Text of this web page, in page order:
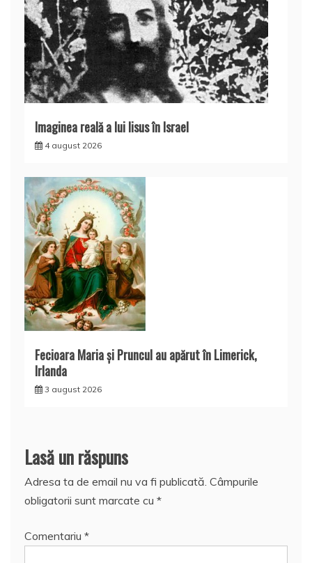
Imaginea reală a lui Iisus în Israel
4 august 2026
Fecioara Maria şi Pruncul au apărut în Limerick,
Irlanda
3 august 2026
Lasă un răspuns
Adresa ta de email nu va fi publicată. Câmpurile
obligatorii sunt marcate cu *
Comentariu *